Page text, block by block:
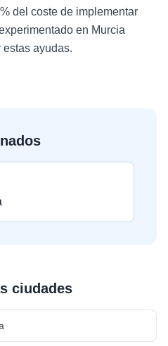
del coste de implementar
en Murcia
ayudas.
ciudades